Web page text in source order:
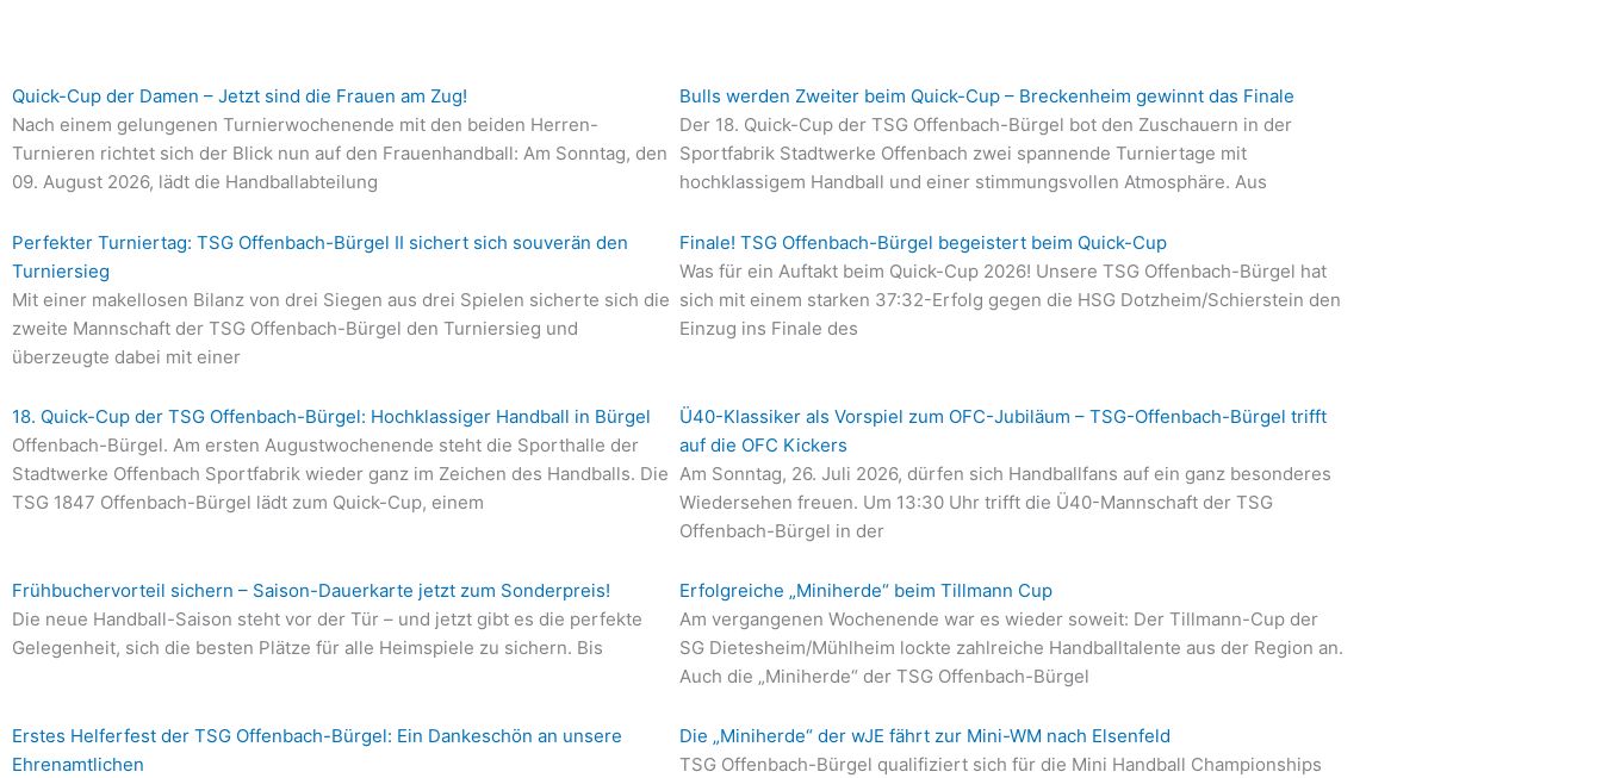
Quick-Cup der Damen – Jetzt sind die Frauen am Zug!
Nach einem gelungenen Turnierwochenende mit den beiden Herren-
Turnieren richtet sich der Blick nun auf den Frauenhandball: Am Sonntag, den
09. August 2026, lädt die Handballabteilung
Bulls werden Zweiter beim Quick-Cup – Breckenheim gewinnt das Finale
Der 18. Quick-Cup der TSG Offenbach-Bürgel bot den Zuschauern in der
Sportfabrik Stadtwerke Offenbach zwei spannende Turniertage mit
hochklassigem Handball und einer stimmungsvollen Atmosphäre. Aus
Perfekter Turniertag: TSG Offenbach-Bürgel II sichert sich souverän den
Turniersieg
Mit einer makellosen Bilanz von drei Siegen aus drei Spielen sicherte sich die
zweite Mannschaft der TSG Offenbach-Bürgel den Turniersieg und
überzeugte dabei mit einer
Finale! TSG Offenbach-Bürgel begeistert beim Quick-Cup
Was für ein Auftakt beim Quick-Cup 2026! Unsere TSG Offenbach-Bürgel hat
sich mit einem starken 37:32-Erfolg gegen die HSG Dotzheim/Schierstein den
Einzug ins Finale des
18. Quick-Cup der TSG Offenbach-Bürgel: Hochklassiger Handball in Bürgel
Offenbach-Bürgel. Am ersten Augustwochenende steht die Sporthalle der
Stadtwerke Offenbach Sportfabrik wieder ganz im Zeichen des Handballs. Die
TSG 1847 Offenbach-Bürgel lädt zum Quick-Cup, einem
Ü40-Klassiker als Vorspiel zum OFC-Jubiläum – TSG-Offenbach-Bürgel trifft
auf die OFC Kickers
Am Sonntag, 26. Juli 2026, dürfen sich Handballfans auf ein ganz besonderes
Wiedersehen freuen. Um 13:30 Uhr trifft die Ü40-Mannschaft der TSG
Offenbach-Bürgel in der
Frühbuchervorteil sichern – Saison-Dauerkarte jetzt zum Sonderpreis!
Die neue Handball-Saison steht vor der Tür – und jetzt gibt es die perfekte
Gelegenheit, sich die besten Plätze für alle Heimspiele zu sichern. Bis
Erfolgreiche „Miniherde“ beim Tillmann Cup
Am vergangenen Wochenende war es wieder soweit: Der Tillmann-Cup der
SG Dietesheim/Mühlheim lockte zahlreiche Handballtalente aus der Region an.
Auch die „Miniherde“ der TSG Offenbach-Bürgel
Erstes Helferfest der TSG Offenbach-Bürgel: Ein Dankeschön an unsere
Ehrenamtlichen
Die „Miniherde“ der wJE fährt zur Mini-WM nach Elsenfeld
TSG Offenbach-Bürgel qualifiziert sich für die Mini Handball Championships
Seite
Seite
Seite
Seite
Seite